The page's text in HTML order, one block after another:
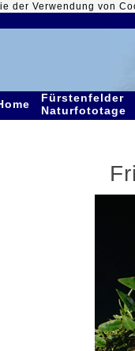
der Verwendung von
Fürstenfelder
Naturfototage